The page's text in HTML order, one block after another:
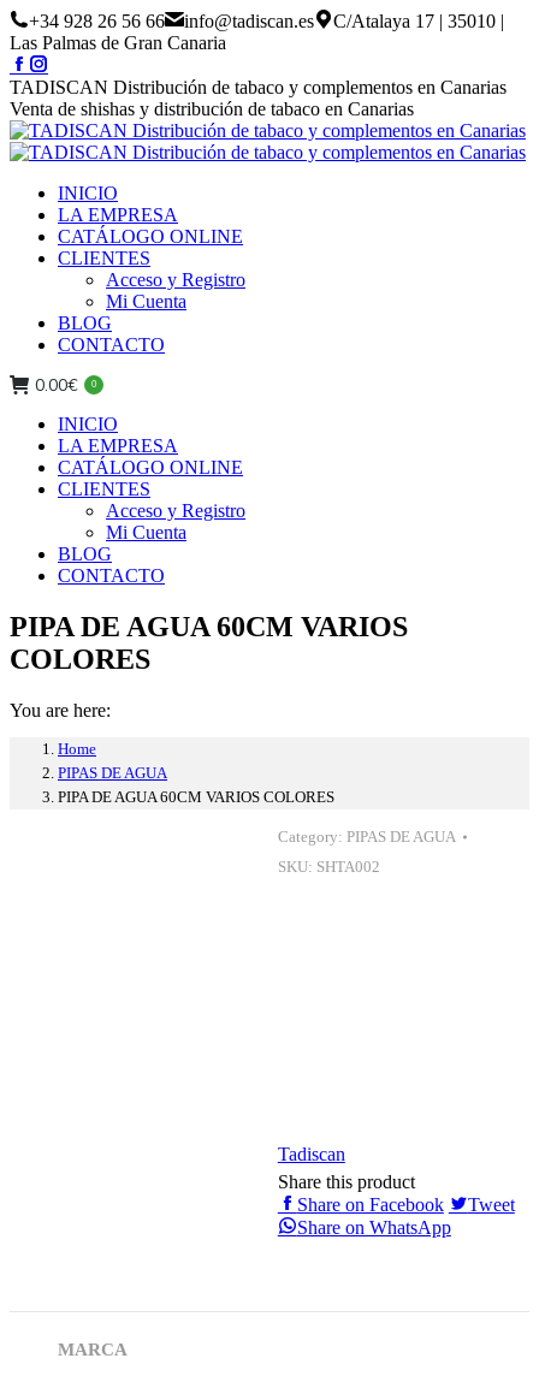
Skip
to
content
+34 928 26 56 66 info@tadiscan.es
C/Atalaya 17 | 35010 |
Las Palmas de Gran Canaria
Facebook
page
opens
in
new
page
opens
in
new
TADISCAN Distribución de tabaco y complementos en Canarias
Venta de shishas y distribución de tabaco en Canarias
INICIO
LA EMPRESA
CATÁLOGO ONLINE
CLIENTES
Acceso y Registro
Mi Cuenta
BLOG
CONTACTO
0.00€ 0
INICIO
LA EMPRESA
CATÁLOGO ONLINE
CLIENTES
Acceso y Registro
Mi Cuenta
BLOG
CONTACTO
PIPA DE AGUA 60CM VARIOS
COLORES
You are here:
Home
PIPAS DE AGUA
PIPA DE AGUA 60CM VARIOS COLORES
Category: PIPAS DE AGUA
SKU: SHTA002
Tadiscan
Share this product
Share on FacebookShare
on
Tweet
Share on WhatsAppShare
MARCA